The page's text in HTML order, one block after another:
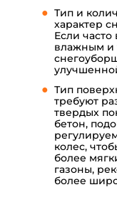
Тип и
характер
Если часто
влажным и
Тип
требуют
твердых
бетон,
колес,
более
газоны,
более